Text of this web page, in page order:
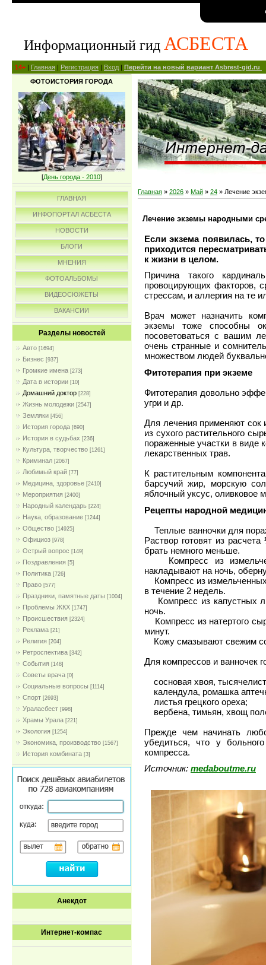
Информационный гид АСБЕСТА
14+ | Главная | Регистрация | Вход | Перейти на новый вариант Asbrest-gid.ru
ФОТОИСТОРИЯ ГОРОДА
[День города - 2010]
ГЛАВНАЯ
ИНФОПОРТАЛ АСБЕСТА
НОВОСТИ
БЛОГИ
МНЕНИЯ
ФОТОАЛЬБОМЫ
ВИДЕОСЮЖЕТЫ
ВАКАНСИИ
Разделы новостей
Авто [1694]
Бизнес [937]
Громкие имена [273]
Дата в истории [10]
Домашний доктор [228]
Жизнь молодежи [2547]
Земляки [456]
История города [690]
История в судьбах [236]
Культура, творчество [1261]
Криминал [2067]
Любимый край [77]
Медицина, здоровье [2410]
Мероприятия [2400]
Народный календарь [224]
Наука, образование [1244]
Общество [14925]
Официоз [978]
Острый вопрос [149]
Поздравления [5]
Политика [726]
Право [577]
Праздники, памятные даты [1004]
Проблемы ЖКХ [1747]
Проиcшествия [2324]
Реклама [21]
Религия [204]
Ретроспектива [342]
События [148]
Советы врача [0]
Социальные вопросы [1114]
Спорт [2693]
Ураласбест [998]
Храмы Урала [221]
Экология [1254]
Экономика, производство [1567]
История комбината [3]
Анекдот
Интернет-компас
Главная » 2026 » Май » 24 » Лечение
Лечение экземы народными
Если экзема появилась,
приходится
к жизни в целом.
Причина такого
провоцирующих факторов,
стрессам, и аллергия на те
Врач может назначить
экземы тоже способны
посоветоваться с вашим
очень странные и
множеством людей
Фитотерапия при экземе
Фитотерапия довольно
угри и др.
Для лечения применяют сок
из сухого растительного
пораженные участки в виде
лекарственных трав.
К растительным
барсучий жир, морскую
яблочный уксус, оливковое
Рецепты народной
Теплые ванночки для
Раствор готовят из
брать немного меньше.
Компресс из
накладывают на ночь,
Компресс из
в течение 2 недель.
Компресс из капустных
ночь.
Компресс из натертого
минут.
Кожу смазывают свежим
Для компрессов и ванночек
сосновая хвоя,
календула, ромашка
листья грецкого ореха;
вербена, тимьян, хвощ
Прежде чем начинать
убедиться, что у
компресса.
Источник: medaboutme.ru